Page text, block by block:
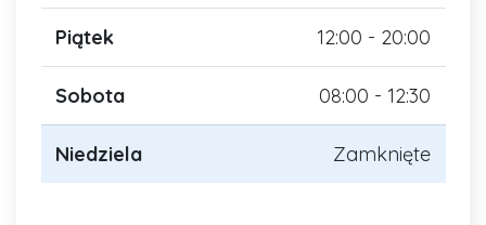
Piątek 12:00 - 20:00
Sobota 08:00 - 12:30
Niedziela Zamknięte